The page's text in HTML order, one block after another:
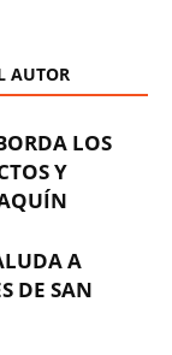
AUTOR
LOS
Y
A
DE SAN